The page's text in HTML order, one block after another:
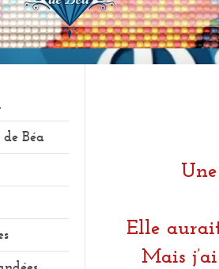
Béa
Elle
Mais